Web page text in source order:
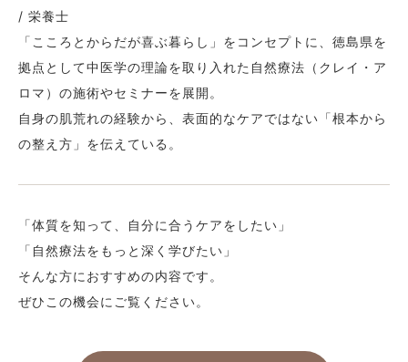
/ 栄養士
「こころとからだが喜ぶ暮らし」をコンセプトに、徳島県を
拠点として中医学の理論を取り入れた自然療法（クレイ・ア
ロマ）の施術やセミナーを展開。
自身の肌荒れの経験から、表面的なケアではない「根本から
の整え方」を伝えている。
「体質を知って、自分に合うケアをしたい」
「自然療法をもっと深く学びたい」
そんな方におすすめの内容です。
ぜひこの機会にご覧ください。